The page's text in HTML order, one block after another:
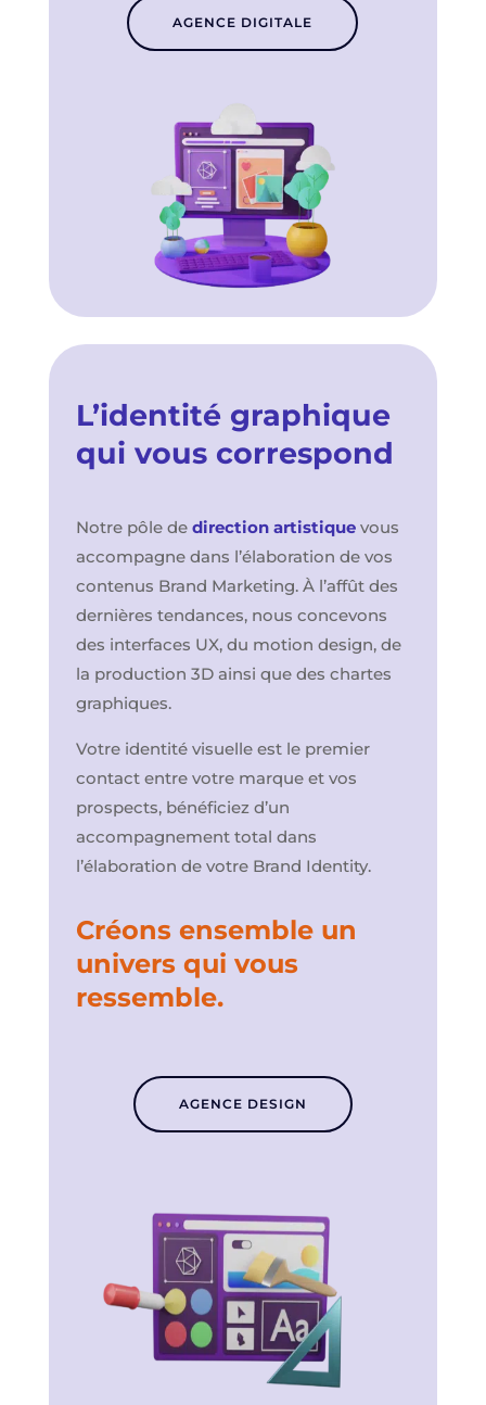
AGENCE DIGITALE
L’identité graphique
qui vous correspond
Notre pôle de direction artistiquevous
accompagne dans l’élaboration de vos
contenus Brand Marketing. À l’affût des
dernières tendances, nous concevons
des interfaces UX, du motion design, de
la production 3D ainsi que des chartes
graphiques.
Votre identité visuelle est le premier
contact entre votre marque et vos
prospects, bénéficiez d’un
accompagnement total dans
l’élaboration de votre Brand Identity.
Créons ensemble un
univers qui vous
ressemble.
AGENCE DESIGN